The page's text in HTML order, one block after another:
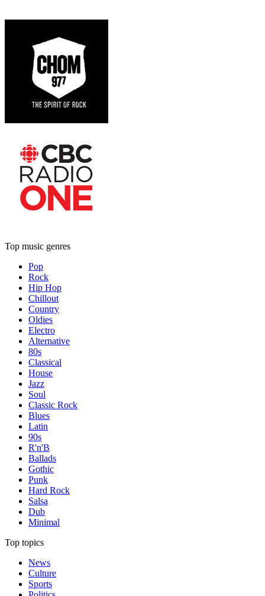
Top music genres
Pop
Rock
Hip Hop
Chillout
Country
Oldies
Electro
Alternative
80s
Classical
House
Jazz
Soul
Classic Rock
Blues
Latin
90s
R'n'B
Ballads
Gothic
Punk
Hard Rock
Salsa
Dub
Minimal
Top topics
News
Culture
Sports